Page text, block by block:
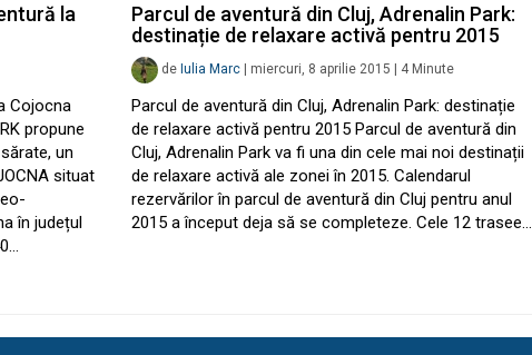
la
Cojocna
propune
un
situat
în județul
Parcul de aventură din Cluj, Adrenalin Park:
destinație de relaxare activă pentru 2015
de Iulia Marc miercuri, 8 aprilie 2015 4 Minute
Parcul de aventură din Cluj, Adrenalin Park: destinație
de relaxare activă pentru 2015 Parcul de aventură din
Cluj, Adrenalin Park va fi una din cele mai noi destinații
de relaxare activă ale zonei în 2015. Calendarul
rezervărilor în parcul de aventură din Cluj pentru anul
2015 a început deja să se completeze. Cele 12 trasee…